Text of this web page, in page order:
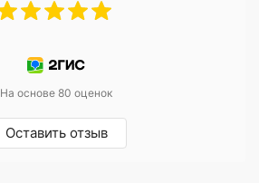
На основе 80 оценок
Оставить отзыв